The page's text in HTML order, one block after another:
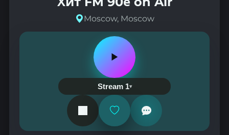
Moscow, Moscow
Play
pause
station
Stream 1
Add
remove